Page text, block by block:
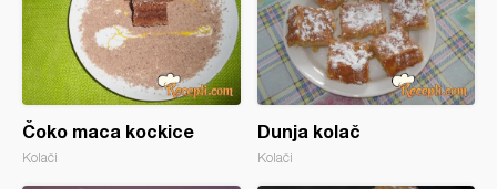
Čoko maca kockice
Kolači
Dunja kolač
Kolači